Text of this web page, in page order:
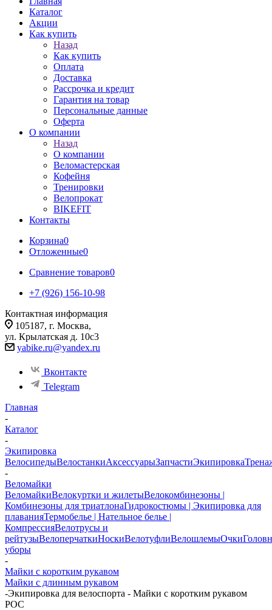
Каталог
Акции
Как купить
Назад
Как купить
Оплата
Доставка
Рассрочка и кредит
Гарантия на товар
Персональные данные
Оферта
О компании
Назад
О компании
Веломастерская
Кофейня
Тренировки
Велопрокат
BIKEFIT
Контакты
Корзина0
Отложенные0
Сравнение товаров0
+7 (926) 156-10-98
Контактная информация
105187, г. Москва,
ул. Крылатская д. 10с3
yabike.ru@yandex.ru
Вконтакте
Telegram
Главная
-
Каталог
-
Экипировка
ВелосипедыВелостанкиАксессуарыЗапчастиЭкипировка
-
Веломайки
ВеломайкиВелокуртки и жилетыВелокомбинезоны |
Комбинезоны для триатлонаГидрокостюмы | Экипировка для
плаванияТермобелье | Нательное белье |
КомпрессияВелотрусы и
рейтузыВелоперчаткиНоскиВелотуфлиВелошлемыОчки
уборы
-
Майки с коротким рукавом
Майки с длинным рукавом
-Экипировка для велоспорта - Майки с коротким рукавом
POC